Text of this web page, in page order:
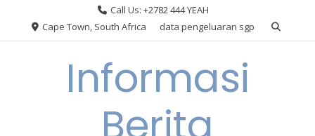
Call Us: +2782 444 YEAH
Cape Town, South Africa
data pengeluaran sgp
Informasi